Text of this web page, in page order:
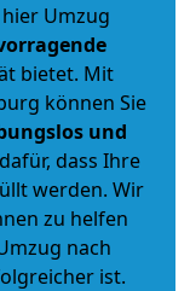
Umzug
bietet. Mit
können Sie
und
dass Ihre
werden. Wir
zu helfen
nach
ist.